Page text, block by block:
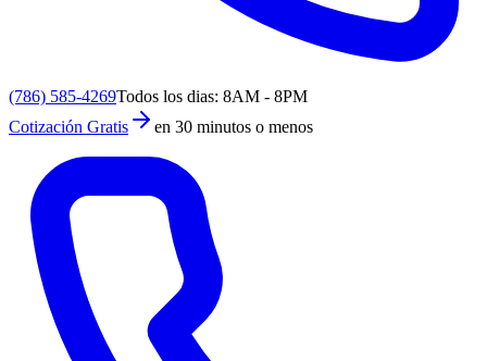
(786) 585-4269Todos los dias: 8AM - 8PM
Cotización Gratis
en 30 minutos o menos